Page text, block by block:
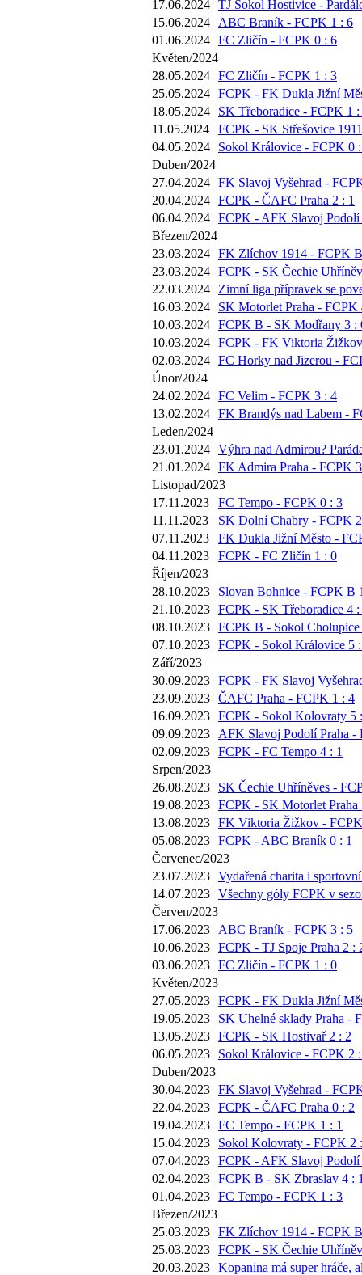
17.06.2024 TJ Sokol Hostivice -
15.06.2024
ABC Braník - FCPK 1 : 6
01.06.2024 FC Zličín - FCPK 0 : 6
Květen/2024
28.05.2024 FC Zličín - FCPK 1 : 3
25.05.2024 FCPK - FK Dukla Jižní
18.05.2024
SK Třeboradice - FCPK 1 :
11.05.2024
FCPK - SK Střešovice
04.05.2024
Sokol Královice - FCPK 0
Duben/2024
27.04.2024 FK Slavoj Vyšehrad -
20.04.2024 FCPK - ČAFC Praha 2 : 1
06.04.2024 FCPK - AFK Slavoj Podolí
Březen/2024
23.03.2024 FK Zlíchov 1914 - FCPK
23.03.2024 FCPK - SK Čechie
22.03.2024
Zimní liga přípravek se
16.03.2024
SK Motorlet Praha - FCPK
10.03.2024 FCPK B - SK Modřany 3 :
10.03.2024 FCPK - FK Viktoria
02.03.2024 FC Horky nad Jizerou -
Únor/2024
24.02.2024 FC Velim - FCPK 3 : 4
13.02.2024 FK Brandýs nad Labem -
Leden/2024
23.01.2024 Výhra nad Admirou?
21.01.2024 FK Admira Praha - FCPK
Listopad/2023
17.11.2023
FC Tempo - FCPK 0 : 3
11.11.2023
SK Dolní Chabry - FCPK
07.11.2023
FK Dukla Jižní Město -
04.11.2023
FCPK - FC Zličín 1 : 0
Říjen/2023
28.10.2023
Slovan Bohnice - FCPK B
21.10.2023 FCPK - SK Třeboradice 4 :
08.10.2023 FCPK B - Sokol Cholupice
07.10.2023 FCPK - Sokol Královice 5
Září/2023
30.09.2023 FCPK - FK Slavoj
23.09.2023 ČAFC Praha - FCPK 1 : 4
16.09.2023 FCPK - Sokol Kolovraty 5
09.09.2023
AFK Slavoj Podolí Praha -
02.09.2023 FCPK - FC Tempo 4 : 1
Srpen/2023
26.08.2023
SK Čechie Uhříněves -
19.08.2023 FCPK - SK Motorlet Praha
13.08.2023 FK Viktoria Žižkov -
05.08.2023 FCPK - ABC Braník 0 : 1
Červenec/2023
23.07.2023 Vydařená charita i
14.07.2023 Všechny góly FCPK v
Červen/2023
17.06.2023
ABC Braník - FCPK 3 : 5
10.06.2023 FCPK - TJ Spoje Praha 2 :
03.06.2023 FC Zličín - FCPK 1 : 0
Květen/2023
27.05.2023 FCPK - FK Dukla Jižní
19.05.2023
SK Uhelné sklady Praha -
13.05.2023 FCPK - SK Hostivař 2 : 2
06.05.2023
Sokol Královice - FCPK 2
Duben/2023
30.04.2023 FK Slavoj Vyšehrad -
22.04.2023 FCPK - ČAFC Praha 0 : 2
19.04.2023 FC Tempo - FCPK 1 : 1
15.04.2023
Sokol Kolovraty - FCPK 2
07.04.2023 FCPK - AFK Slavoj Podolí
02.04.2023 FCPK B - SK Zbraslav 4 :
01.04.2023 FC Tempo - FCPK 1 : 3
Březen/2023
25.03.2023 FK Zlíchov 1914 - FCPK
25.03.2023 FCPK - SK Čechie
20.03.2023 Kopanina má super hráče,